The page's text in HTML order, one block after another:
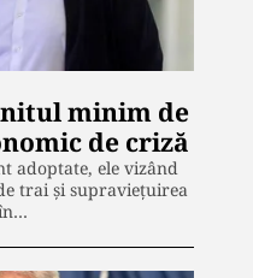
minim de
de criză
adoptate, ele vizând
trai și supraviețuirea